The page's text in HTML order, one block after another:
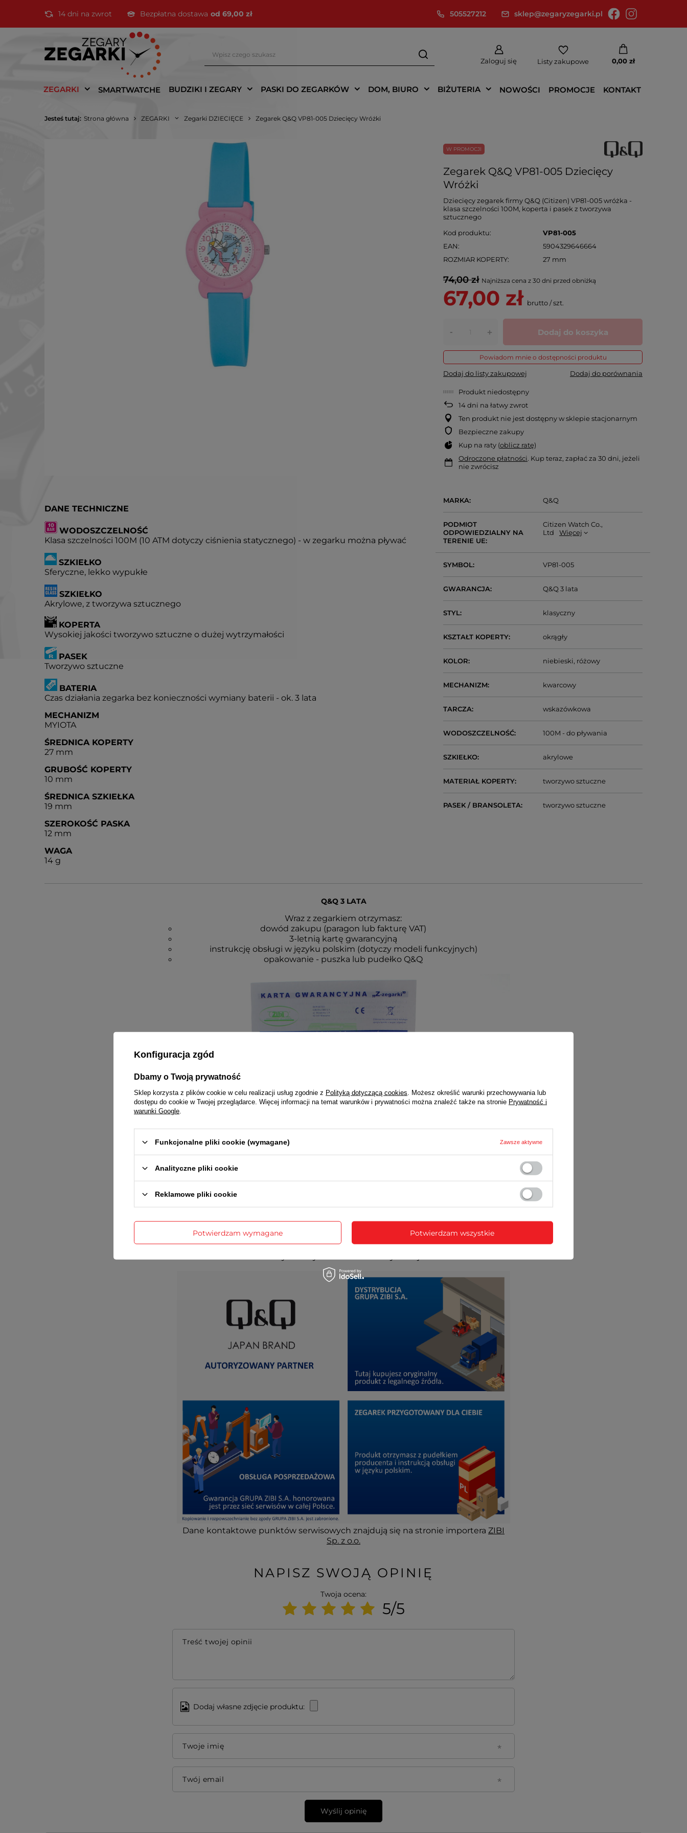
14 dni na zwrot Bezpłatna dostawa od 69,00 zł 505527212 sklep@zegaryzegarki.pl
Zaloguj się Listy zakupowe 0,00 zł
ZEGARKI SMARTWATCHE BUDZIKI I ZEGARY PASKI DO ZEGARKÓW DOM, BIURO BIŻUTERIA NOWOŚCI PROMOCJE KONTAKT
Jesteś tutaj: Strona główna ZEGARKI Zegarki DZIECIĘCE Zegarek Q&Q VP81-005 Dziecięcy Wróżki
W PROMOCJI
Zegarek Q&Q VP81-005 Dziecięcy
Wróżki
Dziecięcy zegarek firmy Q&Q (Citizen) VP81-005 wróżka -
klasa szczelności 100M, koperta i pasek z tworzywa
sztucznego
Kod produktu
VP81-005
EAN
5904329646664
ROZMIAR KOPERTY
27 mm
74,00 zł Najniższa cena z 30 dni przed obniżką
67,00 zł brutto/szt.
- + Dodaj do koszyka
Powiadom mnie o dostępności produktu
Dodaj do listy zakupowej Dodaj do porównania
Produkt niedostępny
14dni na łatwy zwrot
Ten produkt nie jest dostępny w sklepie stacjonarnym
Bezpieczne zakupy
Kup na raty (oblicz ratę)
Odroczone płatności. Kup teraz, zapłać za 30 dni, jeżeli
nie zwrócisz
DANE TECHNICZNE
WODOSZCZELNOŚĆ
Klasa szczelności 100M (10 ATM dotyczy ciśnienia statycznego) - w zegarku można pływać
SZKIEŁKO
Sferyczne, lekko wypukłe
SZKIEŁKO
Akrylowe, z tworzywa sztucznego
KOPERTA
Wysokiej jakości tworzywo sztuczne o dużej wytrzymałości
PASEK
Tworzywo sztuczne
BATERIA
Czas działania zegarka bez konieczności wymiany baterii - ok. 3 lata
MECHANIZM
MYIOTA
ŚREDNICA KOPERTY
27 mm
GRUBOŚĆ KOPERTY
10 mm
ŚREDNICA SZKIEŁKA
19 mm
SZEROKOŚĆ PASKA
12 mm
WAGA
14 g
MARKA Q&Q
PODMIOT
ODPOWIEDZIALNY NA
TERENIE UE
Citizen Watch Co.,
Ltd
Więcej
SYMBOL VP81-005
GWARANCJA Q&Q 3 lata
STYL klasyczny
KSZTAŁT KOPERTY okrągły
KOLOR niebieski różowy
MECHANIZM kwarcowy
TARCZA wskazówkowa
WODOSZCZELNOŚĆ 100M - do pływania
SZKIEŁKO akrylowe
MATERIAŁ KOPERTY tworzywo sztuczne
PASEK / BRANSOLETA tworzywo sztuczne
Q&Q 3 LATA
Wraz z zegarkiem otrzymasz:
dowód zakupu (paragon lub fakturę VAT)
3-letnią kartę gwarancyjną
instrukcję obsługi w języku polskim (dotyczy modeli funkcyjnych)
opakowanie - puszka lub pudełko Q&Q
Gwarancja realizowana jest przez serwis centralny ZIBI oraz przez sieć
Dane kontaktowe punktów serwisowych znajdują się na stronie importera ZIBI
Sp. z o.o.
NAPISZ SWOJĄ OPINIĘ
Twoja ocena:
5/5
Treść twojej opinii
Dodaj własne zdjęcie produktu:
Twoje imię
Twój email
Wyślij opinię
Konfiguracja zgód
Dbamy o Twoją prywatność
Sklep korzysta z plików cookie w celu realizacji usług zgodnie z Polityką dotyczącą cookies . Możesz określić warunki przechowywania lub
dostępu do cookie w Twojej przeglądarce. Więcej informacji na temat warunków i prywatności można znaleźć także na stronie Prywatność i
warunki Google
Funkcjonalne pliki cookie (wymagane) Zawsze aktywne
Analityczne pliki cookie
Reklamowe pliki cookie
Potwierdzam wymagane Potwierdzam wszystkie